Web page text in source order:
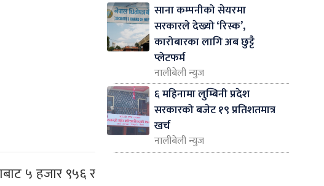
५ हजार ९५६ र
साना कम्पनीको सेयरमा
सरकारले देख्यो ‘रिस्क’,
कारोबारका लागि अब छुट्टै
प्लेटफर्म
नालीबेली न्युज
६ महिनामा लुम्बिनी प्रदेश
सरकारको बजेट १९ प्रतिशतमात्र
खर्च
नालीबेली न्युज